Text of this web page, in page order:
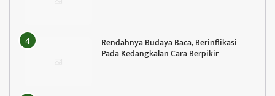
Rendahnya Budaya Baca, Berinflikasi
Pada Kedangkalan Cara Berpikir